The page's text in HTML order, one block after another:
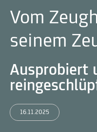
Vom
seinem
Ausprobiert
16.11.2025